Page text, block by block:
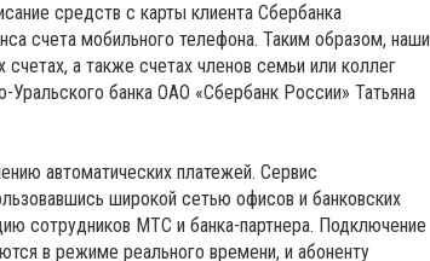
средств с карты клиента Сбербанка
счета мобильного телефона. Таким образом, наши
а также счетах членов семьи или коллег
Уральского банка ОАО «Сбербанк России» Татьяна
автоматических платежей. Сервис
широкой сетью офисов и банковских
сотрудников МТС и банка-партнера. Подключение
в режиме реального времени, и абоненту